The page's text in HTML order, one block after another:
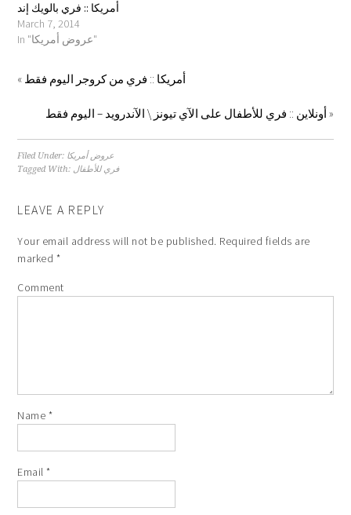
أمريكا :: فري بالويك إند
March 7, 2014
In "عروض أمريكا"
« أمريكا :: فري من كروجر اليوم فقط
أونلاين :: فري للأطفال على الآي تيونز \ الآندرويد – اليوم فقط »
Filed Under: عروض أمريكا
Tagged With: فري للأطفال
LEAVE A REPLY
Your email address will not be published. Required fields are
marked *
Comment
Name *
Email*